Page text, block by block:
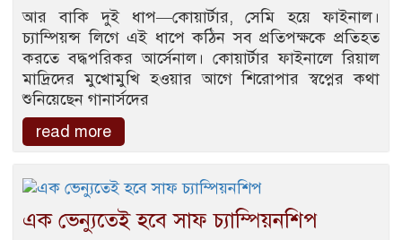
আর বাকি দুই ধাপ—কোয়ার্টার, সেমি হয়ে ফাইনাল।
চ্যাম্পিয়ন্স লিগে এই ধাপে কঠিন সব প্রতিপক্ষকে প্রতিহত
করতে বদ্ধপরিকর আর্সেনাল। কোয়ার্টার ফাইনালে রিয়াল
মাদ্রিদের মুখোমুখি হওয়ার আগে শিরোপার স্বপ্নের কথা
শুনিয়েছেন গানার্সদের
read more
এক ভেন্যুতেই হবে সাফ চ্যাম্পিয়নশিপ